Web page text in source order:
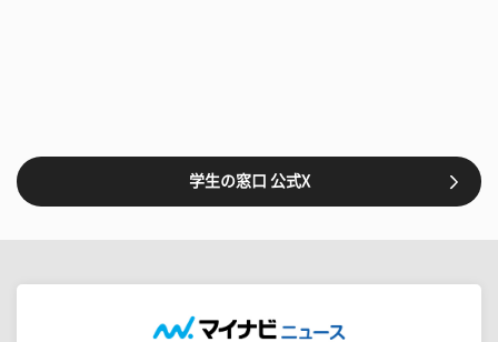
学生の窓口 公式X